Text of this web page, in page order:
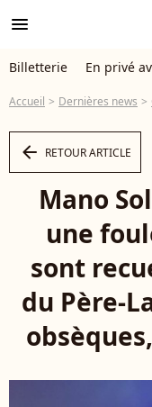
menu
Billetterie En privé
Accueil Dernières news
arrow_left RETOUR ARTICLE
Mano
une
sont
du Père-